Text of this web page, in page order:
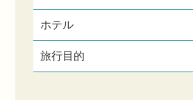
ホテル
旅行目的